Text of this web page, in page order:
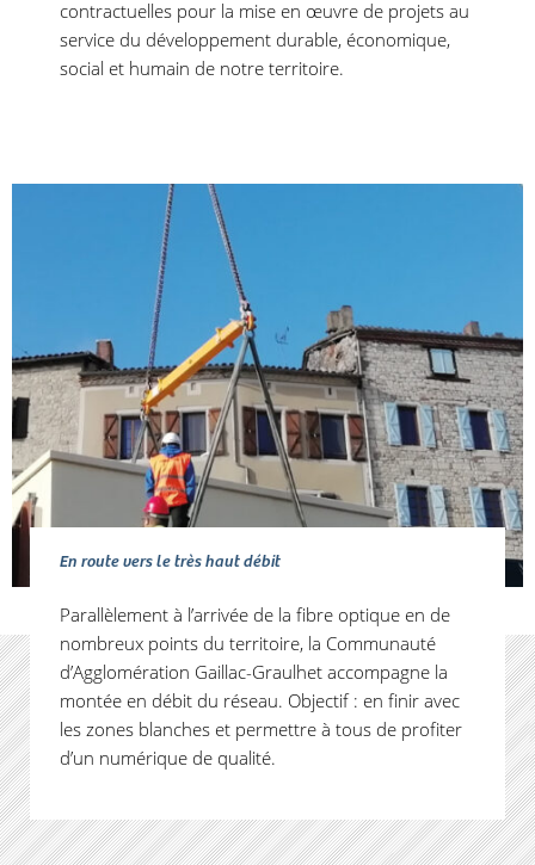
contractuelles pour la mise en œuvre de projets au
service du développement durable, économique,
social et humain de notre territoire.
En route vers le très haut débit
Parallèlement à l’arrivée de la fibre optique en de
nombreux points du territoire, la Communauté
d’Agglomération Gaillac-Graulhet accompagne la
montée en débit du réseau. Objectif : en finir avec
les zones blanches et permettre à tous de profiter
d’un numérique de qualité.